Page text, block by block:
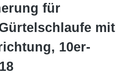
für
mit
10er-